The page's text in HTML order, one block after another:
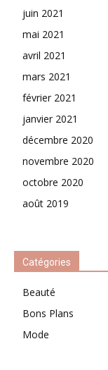
juin 2021
mai 2021
avril 2021
mars 2021
février 2021
janvier 2021
décembre 2020
novembre 2020
octobre 2020
août 2019
Catégories
Beauté
Bons Plans
Mode